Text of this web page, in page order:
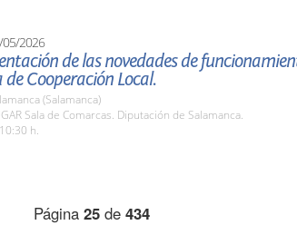
2026
de las novedades de
de Cooperación Local.
(Salamanca)
Sala de Comarcas. Diputación de Salamanca.
h.
Página 25 de 434